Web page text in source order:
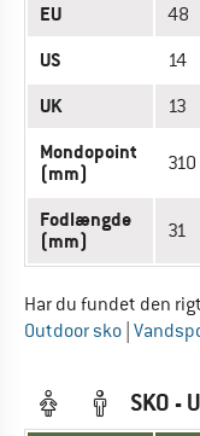
EU 48
US 14
UK 13
Mondopoint
(mm)
310
Fodlængde
(mm)
31
Har du fundet den
Outdoor sko
SKO -